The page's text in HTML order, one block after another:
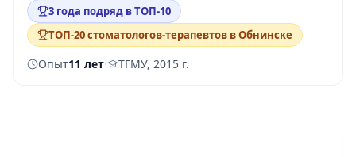
3 года подряд в ТОП-10
ТОП-20 стоматологов-терапевтов в Обнинске
Опыт11 лет· ТГМУ, 2015 г.